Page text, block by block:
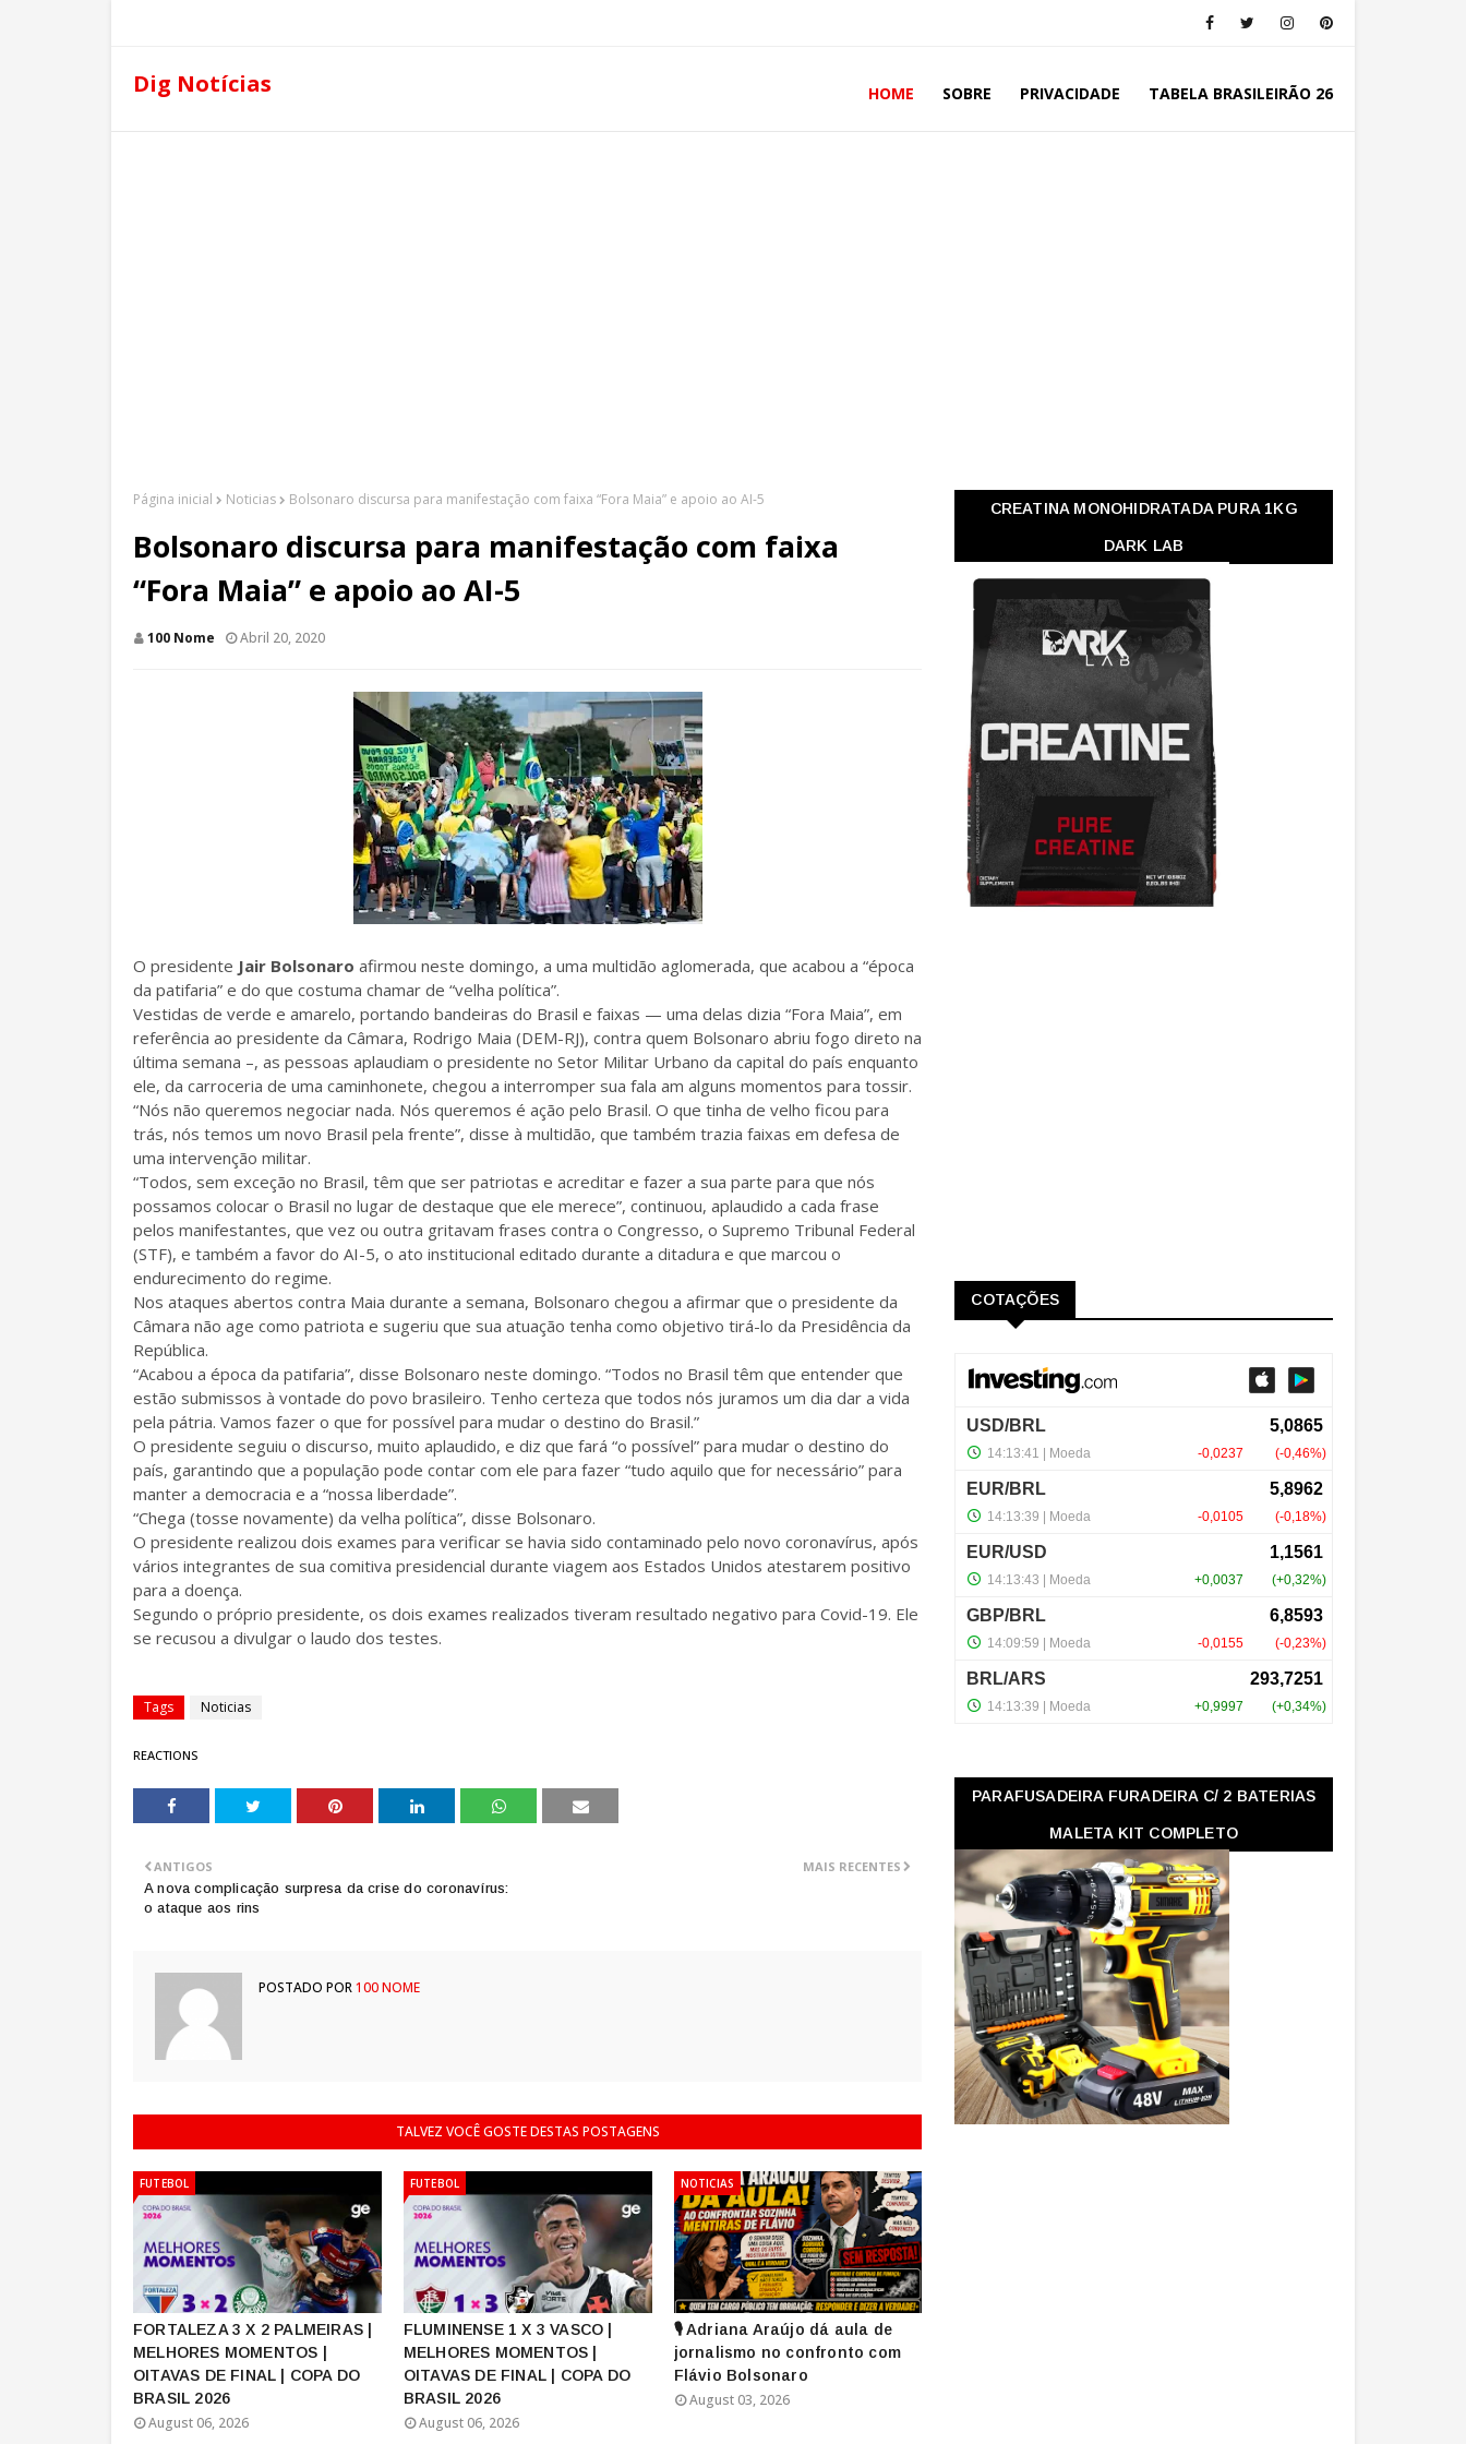
Dig Notícias HOME SOBRE PRIVACIDADE TABELA BRASILEIRÃO 26
Página inicial Noticias Bolsonaro discursa para manifestação com faixa “Fora Maia” e apoio ao AI-5
Bolsonaro discursa para manifestação com faixa
“Fora Maia” e apoio ao AI-5
100 Nome Abril 20, 2020
O presidente Jair Bolsonaro afirmou neste domingo, a uma multidão aglomerada, que acabou a “época
da patifaria” e do que costuma chamar de “velha política”.
Vestidas de verde e amarelo, portando bandeiras do Brasil e faixas — uma delas dizia “Fora Maia”, em
referência ao presidente da Câmara, Rodrigo Maia (DEM-RJ), contra quem Bolsonaro abriu fogo direto na
última semana –, as pessoas aplaudiam o presidente no Setor Militar Urbano da capital do país enquanto
ele, da carroceria de uma caminhonete, chegou a interromper sua fala am alguns momentos para tossir.
“Nós não queremos negociar nada. Nós queremos é ação pelo Brasil. O que tinha de velho ficou para
trás, nós temos um novo Brasil pela frente”, disse à multidão, que também trazia faixas em defesa de
uma intervenção militar.
“Todos, sem exceção no Brasil, têm que ser patriotas e acreditar e fazer a sua parte para que nós
possamos colocar o Brasil no lugar de destaque que ele merece”, continuou, aplaudido a cada frase
pelos manifestantes, que vez ou outra gritavam frases contra o Congresso, o Supremo Tribunal Federal
(STF), e também a favor do AI-5, o ato institucional editado durante a ditadura e que marcou o
endurecimento do regime.
Nos ataques abertos contra Maia durante a semana, Bolsonaro chegou a afirmar que o presidente da
Câmara não age como patriota e sugeriu que sua atuação tenha como objetivo tirá-lo da Presidência da
República.
“Acabou a época da patifaria”, disse Bolsonaro neste domingo. “Todos no Brasil têm que entender que
estão submissos à vontade do povo brasileiro. Tenho certeza que todos nós juramos um dia dar a vida
pela pátria. Vamos fazer o que for possível para mudar o destino do Brasil.”
O presidente seguiu o discurso, muito aplaudido, e diz que fará “o possível” para mudar o destino do
país, garantindo que a população pode contar com ele para fazer “tudo aquilo que for necessário” para
manter a democracia e a “nossa liberdade”.
“Chega (tosse novamente) da velha política”, disse Bolsonaro.
O presidente realizou dois exames para verificar se havia sido contaminado pelo novo coronavírus, após
vários integrantes de sua comitiva presidencial durante viagem aos Estados Unidos atestarem positivo
para a doença.
Segundo o próprio presidente, os dois exames realizados tiveram resultado negativo para Covid-19. Ele
se recusou a divulgar o laudo dos testes.
Tags Noticias
REACTIONS
MAIS RECENTES
ANTIGOS
A nova complicação surpresa da crise do coronavírus:
o ataque aos rins
POSTADO POR100 NOME
TALVEZ VOCÊ GOSTE DESTAS POSTAGENS
FUTEBOL
FORTALEZA 3 X 2 PALMEIRAS |
MELHORES MOMENTOS |
OITAVAS DE FINAL | COPA DO
BRASIL 2026
August 06, 2026
FUTEBOL
FLUMINENSE 1 X 3 VASCO |
MELHORES MOMENTOS |
OITAVAS DE FINAL | COPA DO
BRASIL 2026
August 06, 2026
NOTICIAS
🎙️ Adriana Araújo dá aula de
jornalismo no confronto com
Flávio Bolsonaro
August 03, 2026
CREATINA MONOHIDRATADA PURA 1KG
DARK LAB
COTAÇÕES
PARAFUSADEIRA FURADEIRA C/ 2 BATERIAS
MALETA KIT COMPLETO